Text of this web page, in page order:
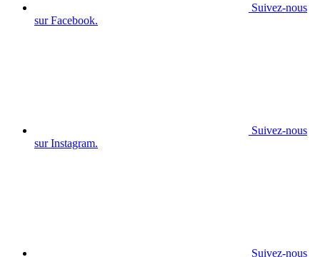
Suivez-nous
sur Facebook.
Suivez-nous
sur Instagram.
Suivez-nous